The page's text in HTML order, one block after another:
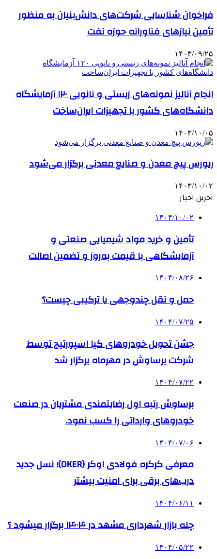
فراخوان شناسایی شرکت‌های دانش‌بنیان به منظور
تأمین نیازهای فناورانه حوزه نفت
۱۴۰۳/۰۹/۲۵
انجام آنالیز نمونه‌های زیستی و نانویی ۱۲۰ آزمایشگاه
دانشگاه‌های کشور با تجهیزات ایران‌ساخت
۱۴۰۳/۱۰/۰۵
ریورس پیچ معدن و صنایع معدنی برگزار می‌شود
۱۴۰۳/۱۰/۰۲
آخرین اخبار
۱۴۰۴/۱۰/۰۲
تأمین و خرید مواد شیمیایی صنعتی و
آزمایشگاهی با قیمت به‌روز و تضمین اصالت
۱۴۰۴/۰۸/۲۶
حمل و نقل چندوجهی یا ترکیبی چیست؟
۱۴۰۴/۰۷/۲۵
جشن تحویل خودروهای کیا اسپورتیج توسط
شرکت برساوش در مهرماه برگزار شد
۱۴۰۴/۰۷/۲۲
برساوش رتبه اول رضایتمندی مشتریان در صنعت
خودروهای وارداتی را کسب نمود.
۱۴۰۴/۰۷/۰۶
معرفی کرکره فولادی اوکر (OKER)؛ نسل جدید
درب‌های برقی برای امنیت بیشتر
۱۴۰۴/۰۶/۱۱
چله بازار شهرداری مشهد در ۱۴۰۴ برگزار میشود ؟
۱۴۰۴/۰۵/۲۲